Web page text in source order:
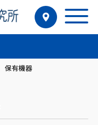
保有機器